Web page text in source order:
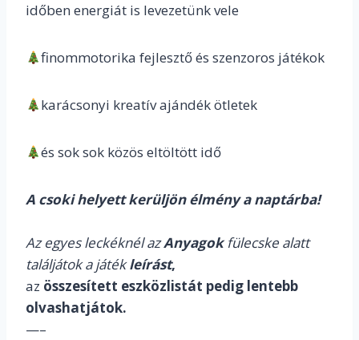
időben energiát is levezetünk vele
finommotorika fejlesztő és szenzoros játékok
karácsonyi kreatív ajándék ötletek
és sok sok közös eltöltött idő
A csoki helyett kerüljön élmény a naptárba!
Az egyes leckéknél azAnyagokfülecske alatt
találjátok a játékleírást,
az összesített eszközlistát pedig lentebb
olvashatjátok.
—–